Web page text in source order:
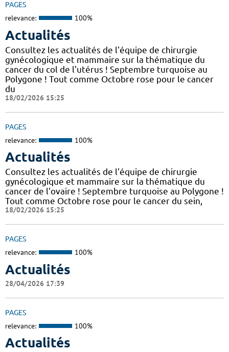
PAGES
relevance: 100%
Actualités
Consultez les actualités de l'équipe de chirurgie
gynécologique et mammaire sur la thématique du
cancer du col de l'utérus ! Septembre turquoise au
Polygone ! Tout comme Octobre rose pour le cancer
du
18/02/2026 15:25
PAGES
relevance: 100%
Actualités
Consultez les actualités de l'équipe de chirurgie
gynécologique et mammaire sur la thématique du
cancer de l'ovaire ! Septembre turquoise au Polygone !
Tout comme Octobre rose pour le cancer du sein,
18/02/2026 15:25
PAGES
relevance: 100%
Actualités
28/04/2026 17:39
PAGES
relevance: 100%
Actualités